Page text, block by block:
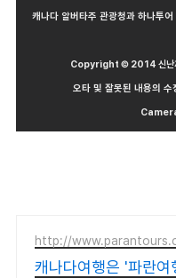
캐나다 알버타주 관광청과 하나투
Copyright © 2014 신난제
오타 및 잘못된 내용의
http://
캐나다여행은 '파란여